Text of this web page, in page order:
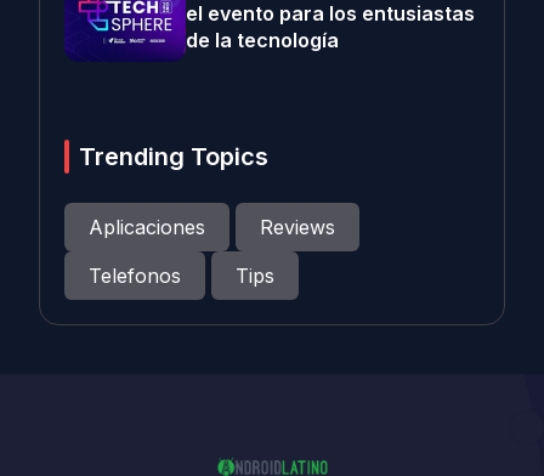
el evento para los entusiastas
de la tecnología
Trending Topics
Aplicaciones
Reviews
Telefonos
Tips